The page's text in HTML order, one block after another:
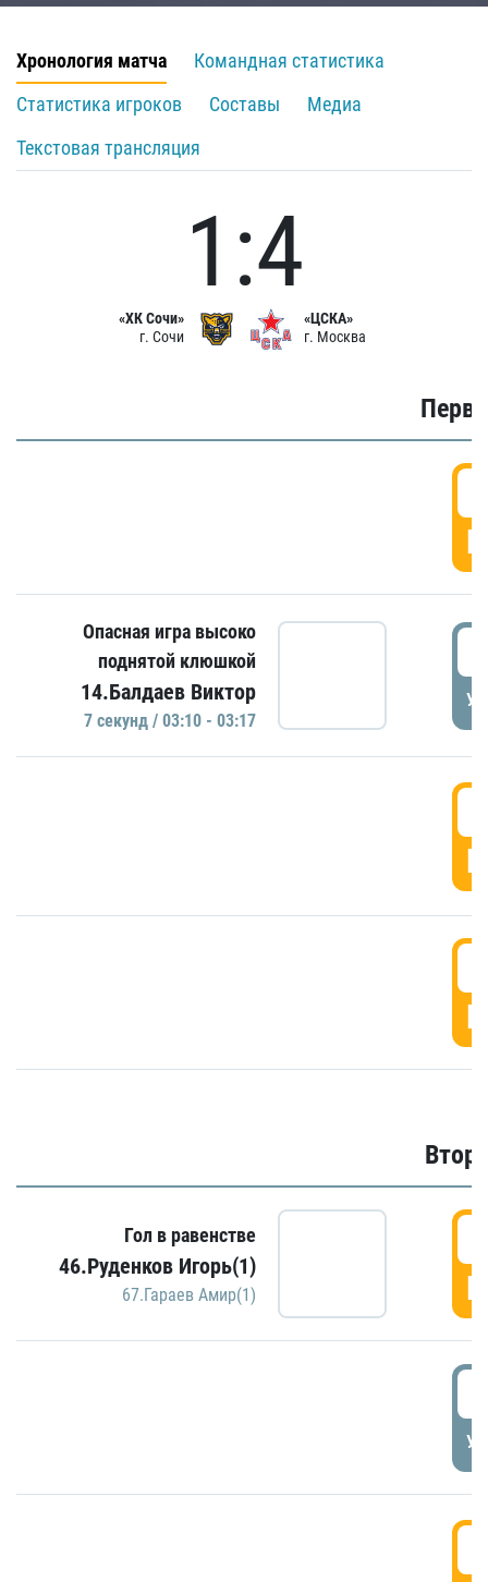
Хронология матча
Командная статистика
Статистика игроков
Составы
Медиа
Текстовая трансляция
«ХК Сочи»
г. Сочи
1:4
«ЦСКА»
г. Москва
Опасная игра высоко
поднятой клюшкой
14.Балдаев Виктор
7 секунд / 03:10 - 03:17
Гол в равенстве
46.Руденков Игорь(1)
67.Гараев Амир(1)